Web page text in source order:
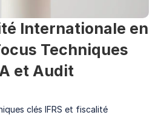
Internationale en
Techniques
et Audit
clés IFRS et fiscalité